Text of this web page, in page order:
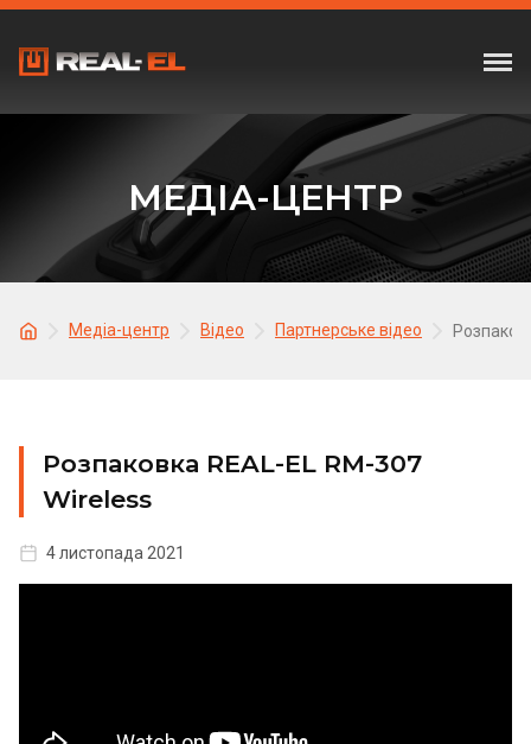
МЕДІА-ЦЕНТР
Медіа-центр Відео Партнерське відео
Розпаковка REAL-EL RM-307
Wireless
4 листопада 2021